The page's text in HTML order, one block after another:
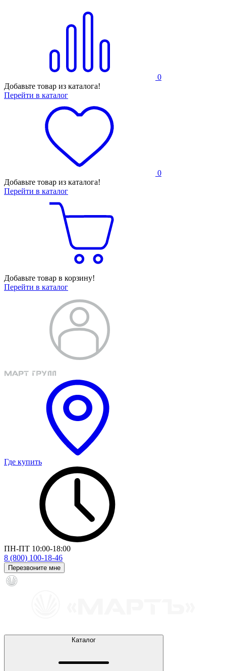
0
Добавьте товар из каталога!
Перейти в каталог
0
Добавьте товар из каталога!
Перейти в каталог
Добавьте товар в корзину!
Перейти в каталог
Где купить
ПН-ПТ 10:00-18:00
8 (800) 100-18-46
Перезвоните мне
Каталог